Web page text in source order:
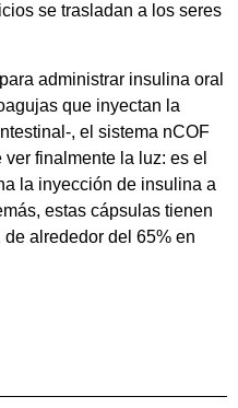
se trasladan a los seres
administrar insulina oral
que inyectan la
, el sistema nCOF
finalmente la luz: es el
la inyección de insulina a
estas cápsulas tienen
alrededor del 65% en